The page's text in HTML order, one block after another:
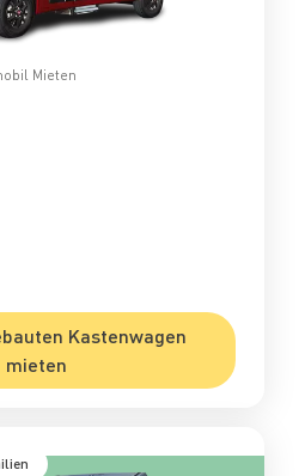
Mieten
Kastenwagen
mieten